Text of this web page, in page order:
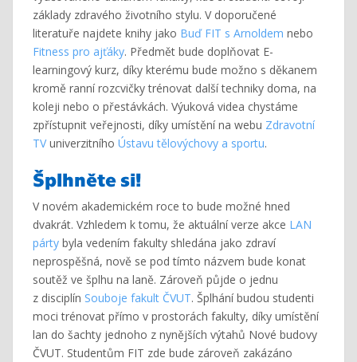
základy zdravého životního stylu. V doporučené
literatuře najdete knihy jako Buď FIT s Arnoldem nebo
Fitness pro ajťáky. Předmět bude doplňovat E-
learningový kurz, díky kterému bude možno s děkanem
kromě ranní rozcvičky trénovat další techniky doma, na
koleji nebo o přestávkách. Výuková videa chystáme
zpřístupnit veřejnosti, díky umístění na webu Zdravotní
TVuniverzitního Ústavu tělovýchovy a sportu.
Šplhněte si!
V novém akademickém roce to bude možné hned
dvakrát. Vzhledem k tomu, že aktuální verze akce LAN
párty byla vedením fakulty shledána jako zdraví
neprospěšná, nově se pod tímto názvem bude konat
soutěž ve šplhu na laně. Zároveň půjde o jednu
z disciplín Souboje fakult ČVUT. Šplhání budou studenti
moci trénovat přímo v prostorách fakulty, díky umístění
lan do šachty jednoho z nynějších výtahů Nové budovy
ČVUT. Studentům FIT zde bude zároveň zakázáno